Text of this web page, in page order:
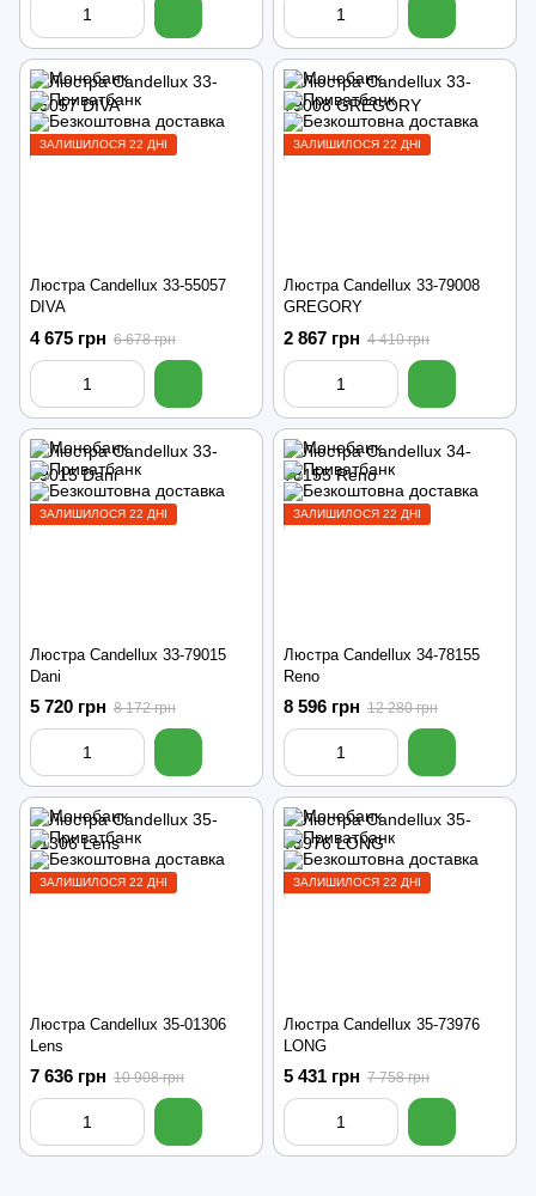
ЗАЛИШИЛОСЯ 22 ДНІ
Люстра Candellux 33-55057
DIVA
4 675 грн 6 678 грн
ЗАЛИШИЛОСЯ 22 ДНІ
Люстра Candellux 33-79008
GREGORY
2 867 грн 4 410 грн
ЗАЛИШИЛОСЯ 22 ДНІ
Люстра Candellux 33-79015
Dani
5 720 грн 8 172 грн
ЗАЛИШИЛОСЯ 22 ДНІ
Люстра Candellux 34-78155
Reno
8 596 грн 12 280 грн
ЗАЛИШИЛОСЯ 22 ДНІ
Люстра Candellux 35-01306
Lens
7 636 грн 10 908 грн
ЗАЛИШИЛОСЯ 22 ДНІ
Люстра Candellux 35-73976
LONG
5 431 грн 7 758 грн